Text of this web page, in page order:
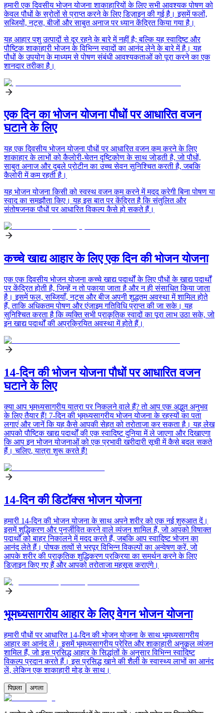
हमारी एक दिवसीय भोजन योजना शाकाहारियों के लिए सभी आवश्यक पोषण को
केवल पौधों के स्रोतों से प्राप्त करने के लिए डिज़ाइन की गई है। इसमें फलों,
सब्जियों, नट्स, बीजों और साबुत अनाज पर ध्यान केंद्रित किया गया है।
यह आहार पशु उत्पादों से दूर रहने के बारे में नहीं है; बल्कि यह स्वादिष्ट और
पौष्टिक शाकाहारी भोजन के विभिन्न स्वादों का आनंद लेने के बारे में है। यह
पौधों के उपयोग के माध्यम से पोषण संबंधी आवश्यकताओं को पूरा करने का एक
शानदार तरीका है।
एक दिन का भोजन योजना पौधों पर आधारित वजन
घटाने के लिए
यह एक दिवसीय भोजन योजना पौधों पर आधारित वजन कम करने के लिए
शाकाहार के लाभों को कैलोरी-चेतन दृष्टिकोण के साथ जोड़ती है, जो पौधों,
साबुत अनाज और दुबले प्रोटीन का उच्च सेवन सुनिश्चित करती है, जबकि
कैलोरी में कम रहती है।
यह भोजन योजना किसी को स्वस्थ वजन कम करने में मदद करेगी बिना पोषण या
स्वाद का समझौता किए। यह इस बात पर केंद्रित है कि संतुलित और
संतोषजनक पौधों पर आधारित विकल्प कैसे हो सकते हैं।
कच्चे खाद्य आहार के लिए एक दिन की भोजन योजना
एक एक दिवसीय भोजन योजना कच्चे खाद्य पदार्थों के लिए पौधों के खाद्य पदार्थों
पर केंद्रित होती है, जिन्हें न तो पकाया जाता है और न ही संसाधित किया जाता
है। इसमें फल, सब्जियाँ, नट्स और बीज अपनी शुद्धतम अवस्था में शामिल होते
हैं, ताकि अधिकतम पोषण और एंजाइम गतिविधि प्राप्त की जा सके। यह
सुनिश्चित करता है कि व्यक्ति सभी प्राकृतिक स्वादों का पूरा लाभ उठा सके, जो
इन खाद्य पदार्थों की अप्रक्रियित अवस्था में होते हैं।
14-दिन की भोजन योजना पौधों पर आधारित वजन
घटाने के लिए
क्या आप भूमध्यसागरीय यात्रा पर निकलने वाले हैं? तो आप एक अद्भुत अनुभव
के लिए तैयार हैं! 7-दिन की भूमध्यसागरीय भोजन योजना के रहस्यों का पता
लगाएं और जानें कि यह कैसे आपकी सेहत को तरोताजा कर सकता है। यह लेख
आपको पौष्टिक खाद्य पदार्थों की एक स्वादिष्ट दुनिया में ले जाएगा और दिखाएगा
कि आप इन भोजन योजनाओं को एक प्रभावी खरीदारी सूची में कैसे बदल सकते
हैं। चलिए, यात्रा शुरू करते हैं!
14-दिन की डिटॉक्स भोजन योजना
हमारी 14-दिन की भोजन योजना के साथ अपने शरीर को एक नई शुरुआत दें।
इसमें शुद्धिकरण और पुनर्जीवित करने वाले व्यंजन शामिल हैं, जो आपको विषाक्त
पदार्थों को बाहर निकालने में मदद करते हैं, जबकि आप स्वादिष्ट भोजन का
आनंद लेते हैं। पोषक तत्वों से भरपूर विभिन्न विकल्पों का अन्वेषण करें, जो
आपके शरीर की प्राकृतिक शुद्धिकरण प्रक्रिया का समर्थन करने के लिए
डिज़ाइन किए गए हैं और आपको तरोताजा महसूस कराएंगे।
भूमध्यसागरीय आहार के लिए वेगन भोजन योजना
हमारी पौधों पर आधारित 14-दिन की भोजन योजना के साथ भूमध्यसागरीय
आहार का आनंद लें। इसमें भूमध्यसागरीय प्रेरित और शाकाहारी अनुकूल व्यंजन
शामिल हैं, जो इस प्रसिद्ध आहार के सिद्धांतों के अनुसार विभिन्न स्वादिष्ट
विकल्प प्रदान करते हैं। इस प्रसिद्ध खाने की शैली के स्वास्थ्य लाभों का आनंद
लें, लेकिन एक शाकाहारी मोड़ के साथ।
पिछला अगला